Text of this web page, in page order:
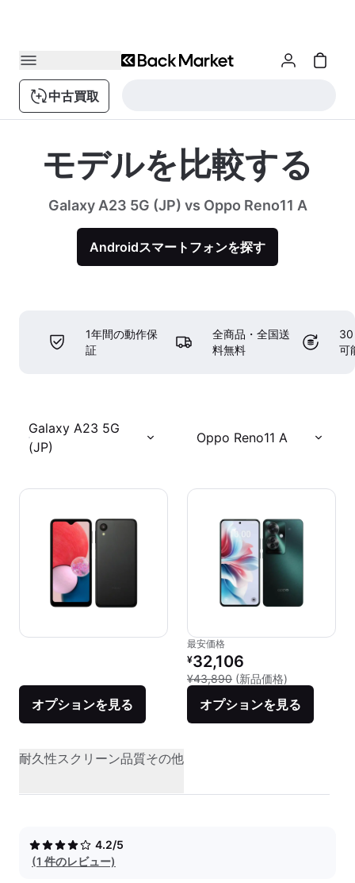
中古買取
モデルを比較する
Galaxy A23 5G (JP) vs Oppo Reno11 A
Androidスマートフォンを探す
1年間の動作保
証
全商品・全国送
料無料
30
可
Galaxy A23 5G
(JP)
Oppo Reno11 A
オプションを見る
最安価格
リファービッシュ品の価格：
¥32,106
¥43,890 (新品価格)
オプションを見る
耐久性スクリーン品質その他
4.2/5
(1 件のレビュー)